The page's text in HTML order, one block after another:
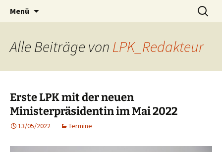
Landespressekonferenz Saar
Menü
Suchen
nach:
Alle Beiträge von LPK_Redakteur
Erste LPK mit der neuen
Ministerpräsidentin im Mai 2022
13/05/2022 Termine